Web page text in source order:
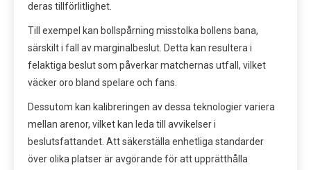
deras tillförlitlighet.
Till exempel kan bollspårning misstolka bollens bana,
särskilt i fall av marginalbeslut. Detta kan resultera i
felaktiga beslut som påverkar matchernas utfall, vilket
väcker oro bland spelare och fans.
Dessutom kan kalibreringen av dessa teknologier variera
mellan arenor, vilket kan leda till avvikelser i
beslutsfattandet. Att säkerställa enhetliga standarder
över olika platser är avgörande för att upprätthålla